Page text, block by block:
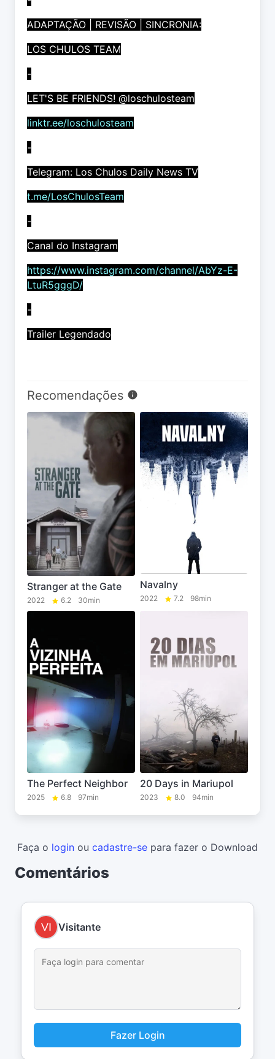
ADAPTAÇÃO | REVISÃO | SINCRONIA:
LOS CHULOS TEAM
-
LET'S BE FRIENDS! @loschulosteam
linktr.ee/loschulosteam
-
Telegram: Los Chulos Daily News TV
t.me/LosChulosTeam
-
Canal do Instagram
https://www.instagram.com/channel/AbYz-E-
LtuR5gggD/
-
Trailer Legendado
Recomendações
Stranger at the Gate
2022 6.2 30min
Navalny
2022 7.2 98min
The Perfect Neighbor
2025 6.8 97min
20 Days in Mariupol
2023 8.0 94min
Faça o login ou cadastre-se para fazer o Download
Comentários
Visitante
Fazer Login